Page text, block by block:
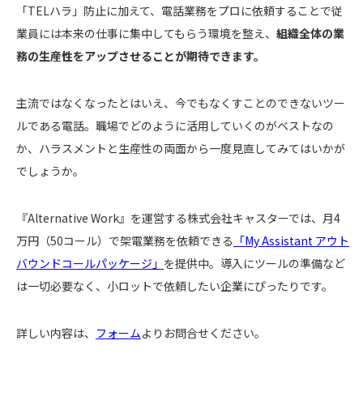
「TELハラ」防止に加えて、電話業務をプロに依頼することで従
業員には本来の仕事に集中してもらう環境を整え、 組織全体の業
務の生産性をアップさせることが期待できます。
主流ではなくなったとはいえ、今でもなくすことのできないツー
ルである電話。職場でどのように活用していくのがベストなの
か、ハラスメントと生産性の両面から一度見直してみてはいかが
でしょうか。
『Alternative Work』を運営する株式会社キャスターでは、月4
万円（50コール）で架電業務を依頼できる 「My Assistant アウト
バウンドコールパッケージ」 を提供中。導入にツールの準備など
は一切必要なく、小ロットで依頼したい企業にぴったりです。
詳しい内容は、 フォームよりお問合せください。